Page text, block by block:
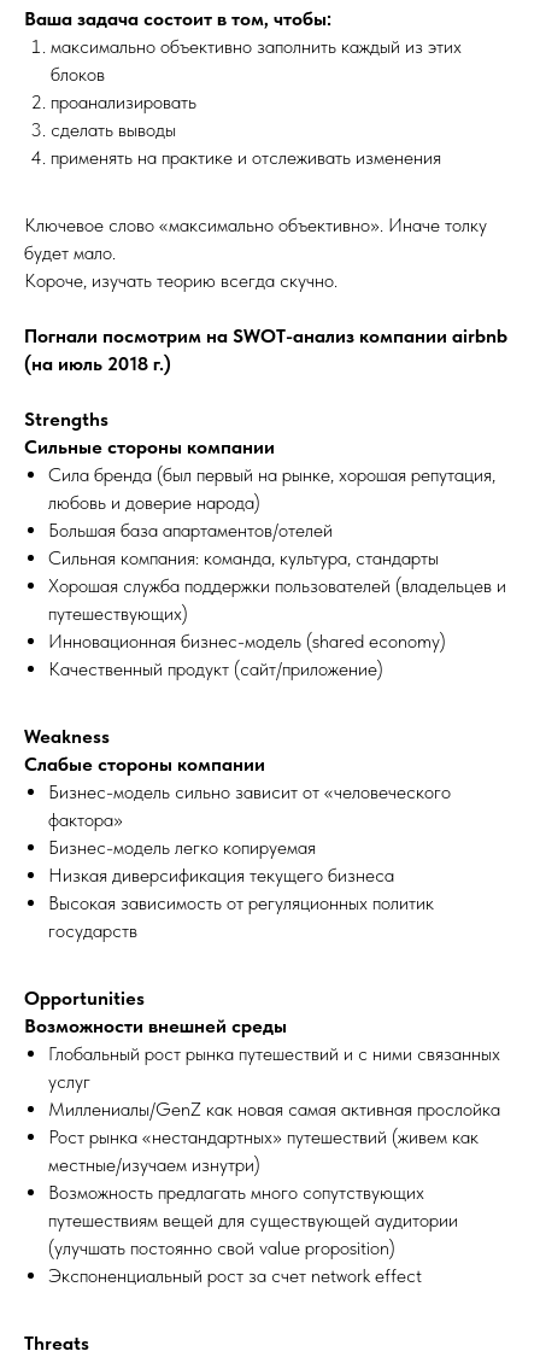
Ваша задача состоит в том, чтобы:
максимально объективно заполнить каждый из этих
блоков
проанализировать
сделать выводы
применять на практике и отслеживать изменения
Ключевое слово «максимально объективно». Иначе толку
будет мало.
Короче, изучать теорию всегда скучно.
Погнали посмотрим на SWOT-анализ компании airbnb
(на июль 2018 г.)
Strengths
Сильные стороны компании
Сила бренда (был первый на рынке, хорошая репутация,
любовь и доверие народа)
Большая база апартаментов/отелей
Сильная компания: команда, культура, стандарты
Хорошая служба поддержки пользователей (владельцев и
путешествующих)
Инновационная бизнес-модель (shared economy)
Качественный продукт (сайт/приложение)
Weakness
Слабые стороны компании
Бизнес-модель сильно зависит от «человеческого
фактора»
Бизнес-модель легко копируемая
Низкая диверсификация текущего бизнеса
Высокая зависимость от регуляционных политик
государств
Opportunities
Возможности внешней среды
Глобальный рост рынка путешествий и с ними связанных
услуг
Миллениалы/GenZ как новая самая активная прослойка
Рост рынка «нестандартных» путешествий (живем как
местные/изучаем изнутри)
Возможность предлагать много сопутствующих
путешествиям вещей для существующей аудитории
(улучшать постоянно свой value proposition)
Экспоненциальный рост за счет network effect
Threats